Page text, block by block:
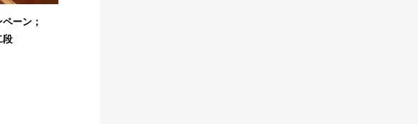
ペーン；
段